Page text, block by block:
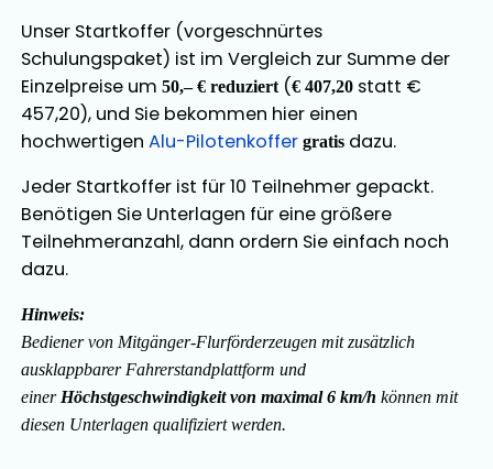
Unser Startkoffer (vorgeschnürtes
Schulungspaket) ist im Vergleich zur Summe der
Einzelpreise um50,– € reduziert(€ 407,20 statt €
457,20), und Sie bekommen hier einen
hochwertigenAlu-Pilotenkoffer gratis dazu.
Jeder Startkoffer ist für 10 Teilnehmer gepackt.
Benötigen Sie Unterlagen für eine größere
Teilnehmeranzahl, dann ordern Sie einfach noch
dazu.
Hinweis:
Bediener von Mitgänger-Flurförderzeugen mit zusätzlich
ausklappbarer Fahrerstandplattform und
einer Höchstgeschwindigkeit von maximal 6 km/hkönnen mit
diesen Unterlagen qualifiziert werden.